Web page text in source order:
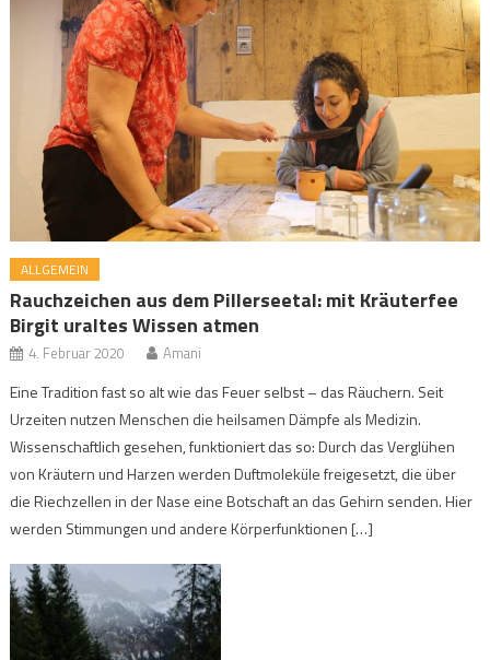
ALLGEMEIN
Rauchzeichen aus dem Pillerseetal: mit Kräuterfee
Birgit uraltes Wissen atmen
4. Februar 2020 Amani
Eine Tradition fast so alt wie das Feuer selbst – das Räuchern. Seit
Urzeiten nutzen Menschen die heilsamen Dämpfe als Medizin.
Wissenschaftlich gesehen, funktioniert das so: Durch das Verglühen
von Kräutern und Harzen werden Duftmoleküle freigesetzt, die über
die Riechzellen in der Nase eine Botschaft an das Gehirn senden. Hier
werden Stimmungen und andere Körperfunktionen […]